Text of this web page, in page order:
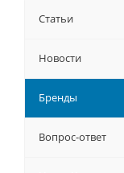
Статьи
Новости
Бренды
Вопрос-ответ